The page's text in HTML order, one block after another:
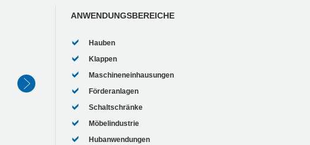
ANWENDUNGSBEREICHE
Hauben
Klappen
Maschineneinhausungen
Förderanlagen
Schaltschränke
Möbelindustrie
Hubanwendungen